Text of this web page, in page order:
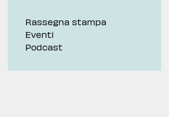
Rassegna stampa
Eventi
Podcast